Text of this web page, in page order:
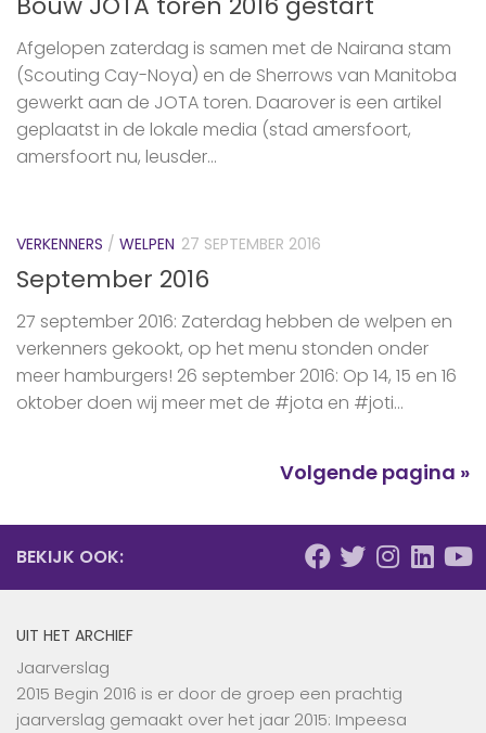
Afgelopen zaterdag is samen met de Nairana stam
(Scouting Cay-Noya) en de Sherrows van Manitoba
gewerkt aan de JOTA toren. Daarover is een artikel
geplaatst in de lokale media (stad amersfoort,
amersfoort nu, leusder...
VERKENNERS / WELPEN 27 SEPTEMBER 2016
September 2016
27 september 2016: Zaterdag hebben de welpen en
verkenners gekookt, op het menu stonden onder
meer hamburgers! 26 september 2016: Op 14, 15 en 16
oktober doen wij meer met de #jota en #joti...
Volgende pagina »
BEKIJK OOK:
UIT HET ARCHIEF
Jaarverslag
2015 Begin 2016 is er door de groep een prachtig
jaarverslag gemaakt over het jaar 2015: Impeesa